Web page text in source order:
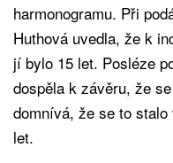
harmonogramu. Při
Huthová uvedla, že k
jí bylo 15 let. Posléze
dospěla k závěru, že
domnívá, že se to
let.